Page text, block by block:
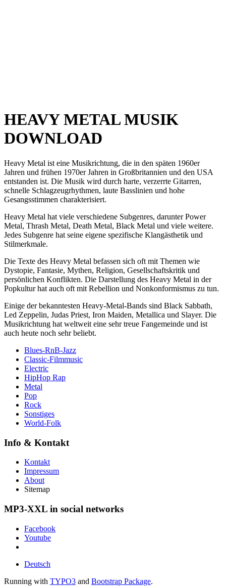
HEAVY METAL MUSIK
DOWNLOAD
Heavy Metal ist eine Musikrichtung, die in den späten 1960er
Jahren und frühen 1970er Jahren in Großbritannien und den USA
entstanden ist. Die Musik wird durch harte, verzerrte Gitarren,
schnelle Schlagzeugrhythmen, laute Basslinien und hohe
Gesangsstimmen charakterisiert.
Heavy Metal hat viele verschiedene Subgenres, darunter Power
Metal, Thrash Metal, Death Metal, Black Metal und viele weitere.
Jedes Subgenre hat seine eigene spezifische Klangästhetik und
Stilmerkmale.
Die Texte des Heavy Metal befassen sich oft mit Themen wie
Dystopie, Fantasie, Mythen, Religion, Gesellschaftskritik und
persönlichen Konflikten. Die Darstellung des Heavy Metal in der
Popkultur hat auch oft mit Rebellion und Nonkonformismus zu tun.
Einige der bekanntesten Heavy-Metal-Bands sind Black Sabbath,
Led Zeppelin, Judas Priest, Iron Maiden, Metallica und Slayer. Die
Musikrichtung hat weltweit eine sehr treue Fangemeinde und ist
auch heute noch sehr beliebt.
Blues-RnB-Jazz
Classic-Filmmusic
Electric
HipHop Rap
Metal
Pop
Rock
Sonstiges
World-Folk
Info & Kontakt
Kontakt
Impressum
About
Sitemap
MP3-XXL in social networks
Facebook
Youtube
Deutsch
Running with TYPO3 and Bootstrap Package.